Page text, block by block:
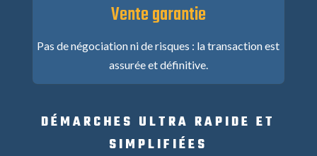
Vente garantie
Pas de négociation ni de risques : la transaction est
assurée et définitive.
DÉMARCHES ULTRA RAPIDE ET
SIMPLIFIÉES